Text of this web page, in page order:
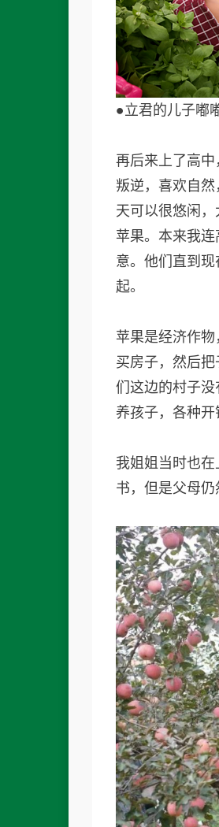
●立君的儿子嘟
再后来上了高
叛逆，喜欢自
天可以很悠闲
苹果。本来我
意。他们直到
起。
苹果是经济作
买房子，然后
们这边的村子
养孩子，各种开
我姐姐当时也
书，但是父母仍